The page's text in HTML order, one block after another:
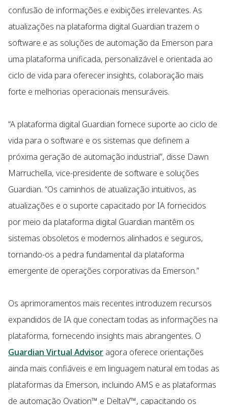
confusão de informações e exibições irrelevantes. As
atualizações na plataforma digital Guardian trazem o
software e as soluções de automação da Emerson para
uma plataforma unificada, personalizável e orientada ao
ciclo de vida para oferecer insights, colaboração mais
forte e melhorias operacionais mensuráveis.
“A plataforma digital Guardian fornece suporte ao ciclo de
vida para o software e os sistemas que definem a
próxima geração de automação industrial”, disse Dawn
Marruchella, vice-presidente de software e soluções
Guardian. “Os caminhos de atualização intuitivos, as
atualizações e o suporte capacitado por IA fornecidos
por meio da plataforma digital Guardian mantêm os
sistemas obsoletos e modernos alinhados e seguros,
tornando-os a pedra fundamental da plataforma
emergente de operações corporativas da Emerson.”
Os aprimoramentos mais recentes introduzem recursos
expandidos de IA que conectam todas as informações na
plataforma, fornecendo insights mais abrangentes. O
Guardian Virtual Advisor agora oferece orientações
ainda mais confiáveis e em linguagem natural em todas as
plataformas da Emerson, incluindo AMS e as plataformas
de automação Ovation™ e DeltaV™, capacitando os